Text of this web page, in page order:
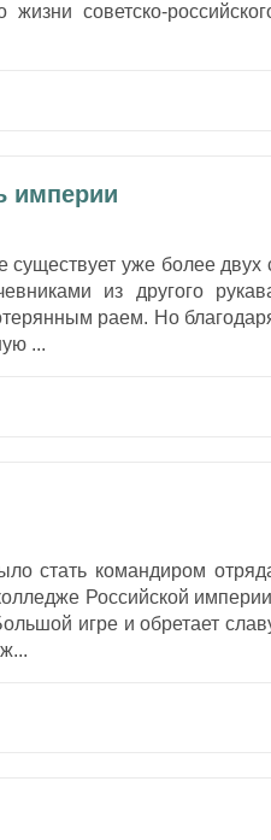
советско-
империи
существует уже более двух
из другого
раем. Но
...
стать командиром
Российской
игре и обретает